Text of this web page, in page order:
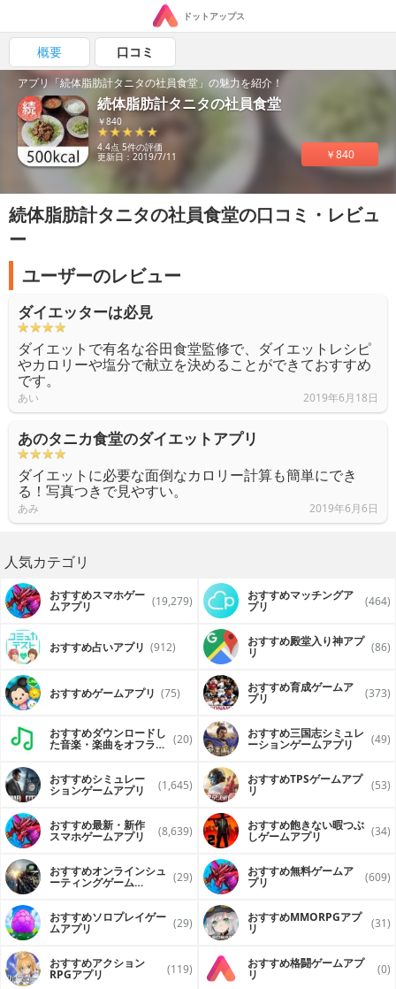
ドットアップス
概要 口コミ
アプリ「続体脂肪計タニタの社員食堂」の魅力を紹介！
続体脂肪計タニタの社員食堂
￥840
4.4点 5件の評価
更新日：2019/7/11 ￥840
続体脂肪計タニタの社員食堂の口コミ・レビュ
ー
ユーザーのレビュー
ダイエッターは必見
ダイエットで有名な谷田食堂監修で、ダイエットレシピ
やカロリーや塩分で献立を決めることができておすすめ
です。
あい 2019年6月18日
あのタニカ食堂のダイエットアプリ
ダイエットに必要な面倒なカロリー計算も簡単にでき
る！写真つきで見やすい。
あみ 2019年6月6日
人気カテゴリ
おすすめスマホゲー
ムアプリ (19,279) おすすめマッチングア
プリ (464)
おすすめ占いアプリ (912) おすすめ殿堂入り神アプ
リ (86)
おすすめゲームアプリ (75) おすすめ育成ゲームア
プリ (373)
おすすめダウンロードし
た音楽・楽曲をオフライ (20) おすすめ三国志シミュレ
ーションゲームアプリ (49)
おすすめシミュレー
ションゲームアプリ (1,645) おすすめTPSゲームアプ
リ (53)
おすすめ最新・新作
スマホゲームアプリ (8,639) おすすめ飽きない暇つぶ
しゲームアプリ (34)
おすすめオンラインシュ
ーティングゲーム (29) おすすめ無料ゲームア
プリ (609)
おすすめソロプレイゲー
ムアプリ (29) おすすめ MMORPGアプ
リ (31)
おすすめアクション
RPGアプリ (119) おすすめ格闘ゲームアプ
リ (0)